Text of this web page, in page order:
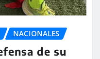
NACIONALES
de su